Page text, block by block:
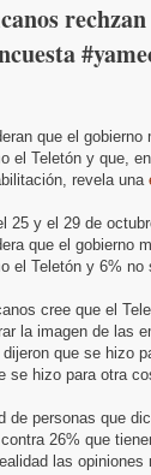
que el gobierno
el Teletón y que,
revela una
25 y el 29 de
que el gobierno
el Teletón y 6% no
cree que el
la imagen de las
que se hizo
se hizo para otra
de personas que
26% que
las opiniones